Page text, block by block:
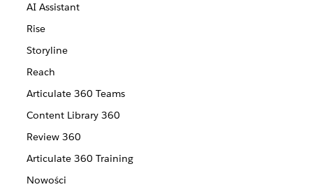
AI Assistant
Rise
Storyline
Reach
Articulate 360 Teams
Content Library 360
Review 360
Articulate 360 Training
Nowości